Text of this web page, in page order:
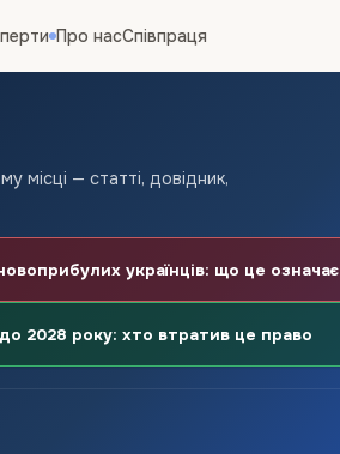
Про насСпівпраця
місці — статті, довідник,
українців: що це означає
2028 року: хто втратив це право